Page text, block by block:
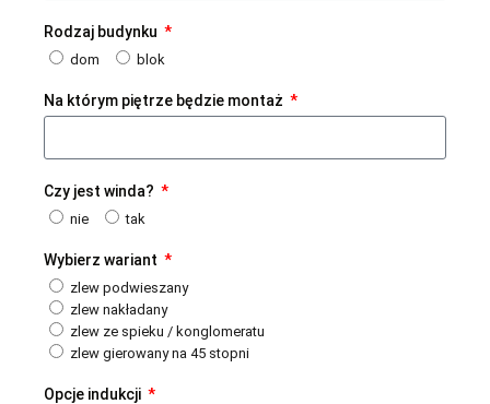
Rodzaj budynku
dom blok
Na którym piętrze będzie montaż
Czy jest winda?
nie tak
Wybierz wariant
zlew podwieszany
zlew nakładany
zlew ze spieku / konglomeratu
zlew gierowany na 45 stopni
Opcje indukcji